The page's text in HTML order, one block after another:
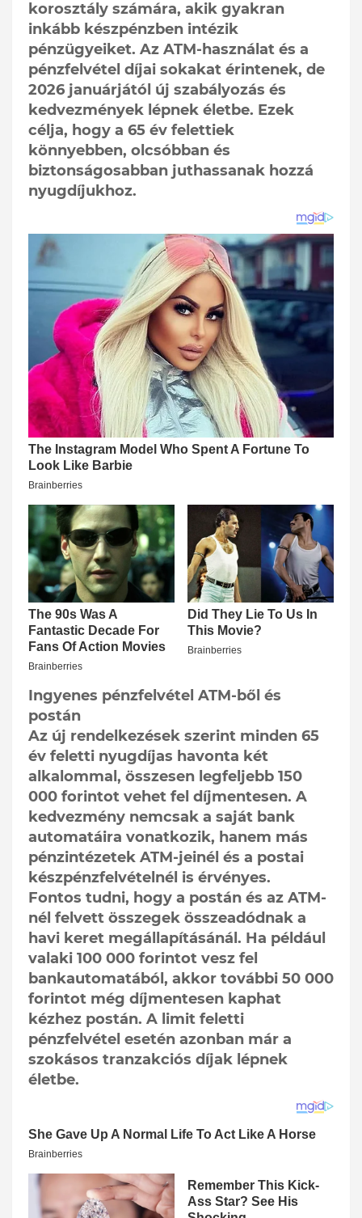
korosztály számára, akik gyakran
inkább készpénzben intézik
pénzügyeiket. Az ATM-használat és a
pénzfelvétel díjai sokakat érintenek, de
2026 januárjától új szabályozás és
kedvezmények lépnek életbe. Ezek
célja, hogy a 65 év felettiek
könnyebben, olcsóbban és
biztonságosabban juthassanak hozzá
nyugdíjukhoz.
Ingyenes pénzfelvétel ATM-ből és
postán
Az új rendelkezések szerint minden 65
év feletti nyugdíjas havonta két
alkalommal, összesen legfeljebb 150
000 forintot vehet fel díjmentesen. A
kedvezmény nemcsak a saját bank
automatáira vonatkozik, hanem más
pénzintézetek ATM-jeinél és a postai
készpénzfelvételnél is érvényes.
Fontos tudni, hogy a postán és az ATM-
nél felvett összegek összeadódnak a
havi keret megállapításánál. Ha például
valaki 100 000 forintot vesz fel
bankautomatából, akkor további 50 000
forintot még díjmentesen kaphat
kézhez postán. A limit feletti
pénzfelvétel esetén azonban már a
szokásos tranzakciós díjak lépnek
életbe.